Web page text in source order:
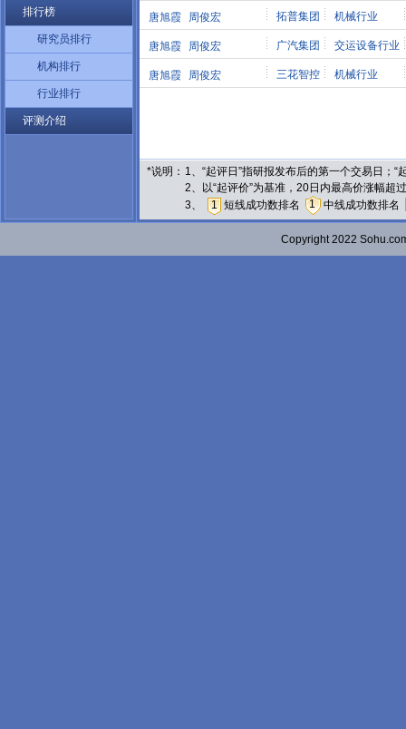
排行榜
研究员排行
机构排行
行业排行
评测介绍
唐旭霞 周俊宏 拓普集团 机械行业
唐旭霞 周俊宏 广汽集团 交运设备行业
唐旭霞 周俊宏 三花智控 机械行业
*说明： 1、“起评日”指研报发布后的第一个交易日；
2、以“起评价”为基准，20日内最高价涨幅
3、
1 短线成功数排名 1 中线成功数排名
Copyright 2022